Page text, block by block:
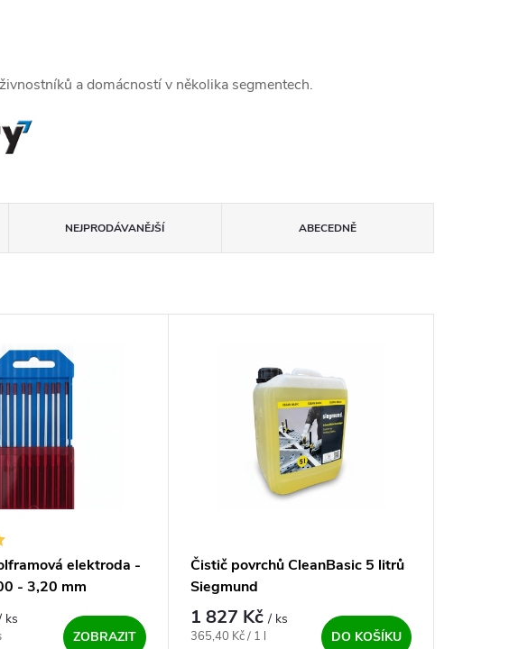
a domácností v několika segmentech.
NEJPRODÁVANĚJŠÍ ABECEDNĚ
elektroda -
- 3,20 mm
ks
ZOBRAZIT
Čistič povrchů CleanBasic 5 litrů
Siegmund
1 827 Kč/ ks
Měrná cena:
365,40 Kč / 1 l
DO KOŠÍKU